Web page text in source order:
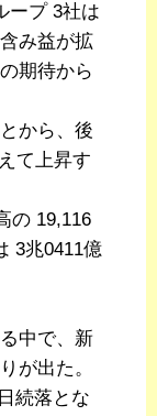
ープ 3社は
み益が拡
期待から
から、後
て上昇す
の 19,116
3兆0411億
中で、新
が出た。
続落とな